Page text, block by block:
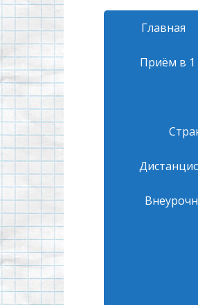
Главная
Приём в 1